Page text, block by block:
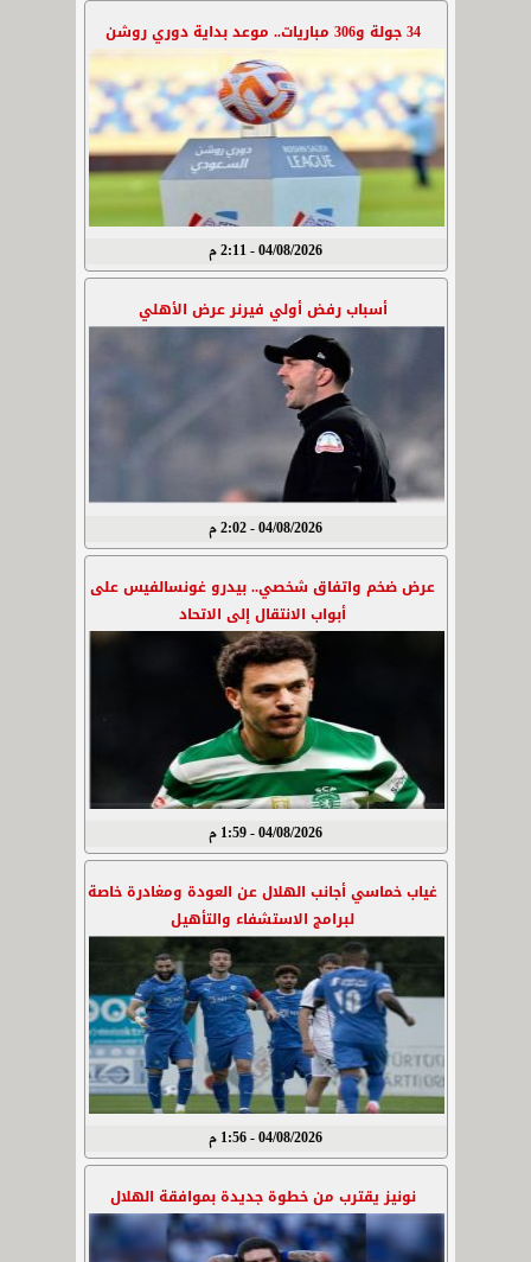
34 جولة و306 مباريات.. موعد بداية دوري روشن
04/08/2026 - 2:11 م
أسباب رفض أولي فيرنر عرض الأهلي
04/08/2026 - 2:02 م
عرض ضخم واتفاق شخصي.. بيدرو غونسالفيس على
أبواب الانتقال إلى الاتحاد
04/08/2026 - 1:59 م
غياب خماسي أجانب الهلال عن العودة ومغادرة خاصة
لبرامج الاستشفاء والتأهيل
04/08/2026 - 1:56 م
نونيز يقترب من خطوة جديدة بموافقة الهلال